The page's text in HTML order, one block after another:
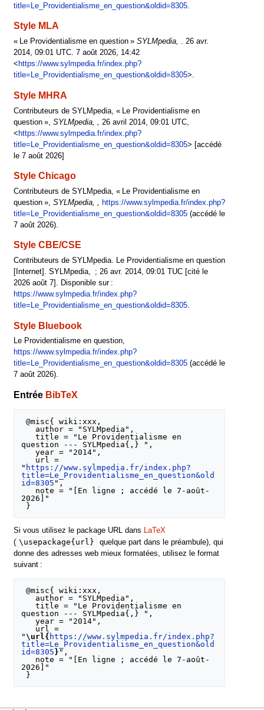
title=Le_Providentialisme_en_question&oldid=8305.
Style MLA
« Le Providentialisme en question » SYLMpedia, . 26 avr.
2014, 09:01 UTC. 7 août 2026, 14:42
< https://www.sylmpedia.fr/index.php?
title=Le_Providentialisme_en_question&oldid=8305>.
Style MHRA
Contributeurs de SYLMpedia, « Le Providentialisme en
question », SYLMpedia, ,
26 avril 2014, 09:01 UTC,
< https://www.sylmpedia.fr/index.php?
title=Le_Providentialisme_en_question&oldid=8305> [accédé
le 7 août 2026]
Style Chicago
Contributeurs de SYLMpedia, « Le Providentialisme en
question », SYLMpedia, , https://www.sylmpedia.fr/index.php?
title=Le_Providentialisme_en_question&oldid=8305(accédé le
7 août 2026).
Style CBE/CSE
Contributeurs de SYLMpedia. Le Providentialisme en question
[Internet]. SYLMpedia, ; 26 avr. 2014, 09:01 TUC [cité le
2026 août 7]. Disponible sur :
https://www.sylmpedia.fr/index.php?
title=Le_Providentialisme_en_question&oldid=8305.
Style Bluebook
Le Providentialisme en question,
https://www.sylmpedia.fr/index.php?
title=Le_Providentialisme_en_question&oldid=8305(accédé le
7 août 2026).
Entrée BibTeX
@misc{ wiki:xxx,
   title = "Le Providentialisme en
question --- SYLMpedia{,} ",
   year = "2014",
" https://www.sylmpedia.fr/index.php?
title=Le_Providentialisme_en_question&old
id=8305 ",
2026]"
Si vous utilisez le package URL dans LaTeX
( \usepackage{url}
quelque part dans le préambule), qui
donne des adresses web mieux formatées, utilisez le format
suivant :
@misc{ wiki:xxx,
   title = "Le Providentialisme en
question --- SYLMpedia{,} ",
   year = "2014",
"\url{ https://www.sylmpedia.fr/index.php?
title=Le_Providentialisme_en_question&old
id=8305 } ",
2026]"